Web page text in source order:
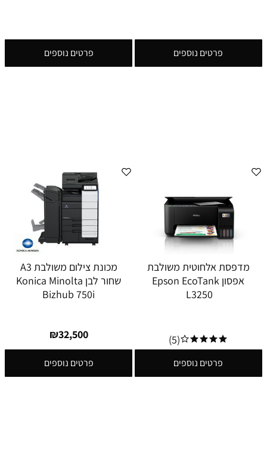
פרטים נוספים פרטים נוספים
מדפסת אלחוטית משולבת
אפסון Epson EcoTank
L3250
(5)
פרטים נוספים
מכונת צילום משולבת A3
שחור לבן Konica Minolta
Bizhub 750i
₪32,500
פרטים נוספים